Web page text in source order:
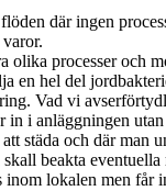
där ingen
processer och
hel del
Vad vi
in i anläggningen
städa och där
beakta
lokalen men